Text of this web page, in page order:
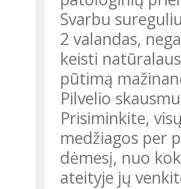
Svarbu
2 valandas,
keisti
pūtimą
Pilvelio
Prisiminkite,
medžiagos per
dėmesį, nuo
ateityje jų